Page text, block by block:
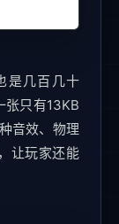
是几百几十
张只有13KB
音效、物理
让玩家还能